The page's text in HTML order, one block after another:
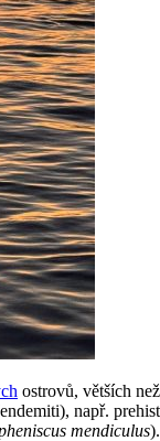
ostrovů, větších
např.
mendiculus).